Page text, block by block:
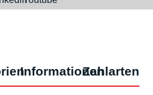
InformationenZahlarten